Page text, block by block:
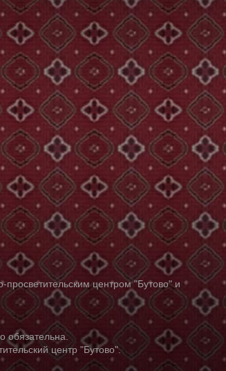
центром "Бутово" и
обязательна.
центр "Бутово".